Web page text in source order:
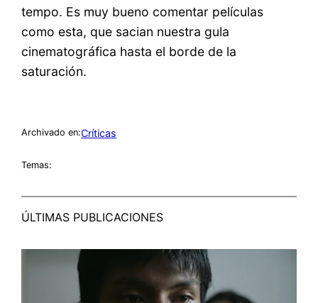
tempo. Es muy bueno comentar películas
como esta, que sacian nuestra gula
cinematográfica hasta el borde de la
saturación.
Archivado en:Críticas
Temas:
ÚLTIMAS PUBLICACIONES